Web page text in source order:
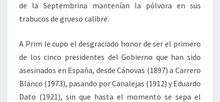
de la Septembrina mantenían la pólvora en sus
trabucos de grueso calibre.
A Prim le cupo el desgraciado honor de ser el primero
de los cinco presidentes del Gobierno que han sido
asesinados en España, desde Cánovas (1897) a Carrero
Blanco (1973), pasando por Canalejas (1912) y Eduardo
Dato (1921), sin que hasta el momento se sepa el